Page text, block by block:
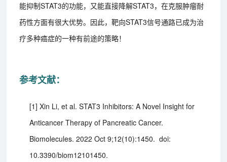
能抑制STAT3的功能，又能直接降解STAT3，在克服肿瘤耐
药性方面有很大优势。因此，靶向STAT3信号通路已成为治
疗多种癌症的一种有前途的策略！
参考文献：
[1] Xin Li, et al. STAT3 Inhibitors: A Novel Insight for
Anticancer Therapy of Pancreatic Cancer.
Biomolecules. 2022 Oct 9;12(10):1450. doi:
10.3390/biom12101450.